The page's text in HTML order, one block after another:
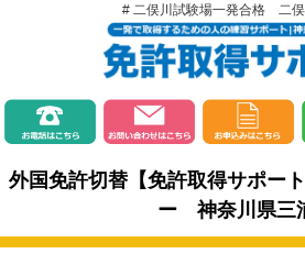
# 二俣川試験場一発合格 二
外国免許切替【免許取得サポー
ー 神奈川県三